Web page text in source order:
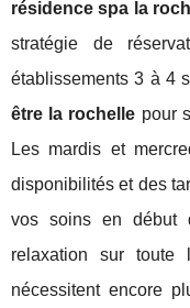
résidence spa la
stratégie de
établissements 3 à 4
être la rochelle pour
Les mardis et
disponibilités et des
vos soins en début
relaxation sur toute
nécessitent encore